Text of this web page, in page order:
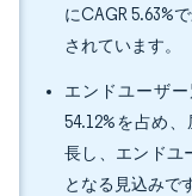
にCAGR 5.63%
されています。
エンドユーザ
54.12%を占め
長し、エンドユ
となる見込みで